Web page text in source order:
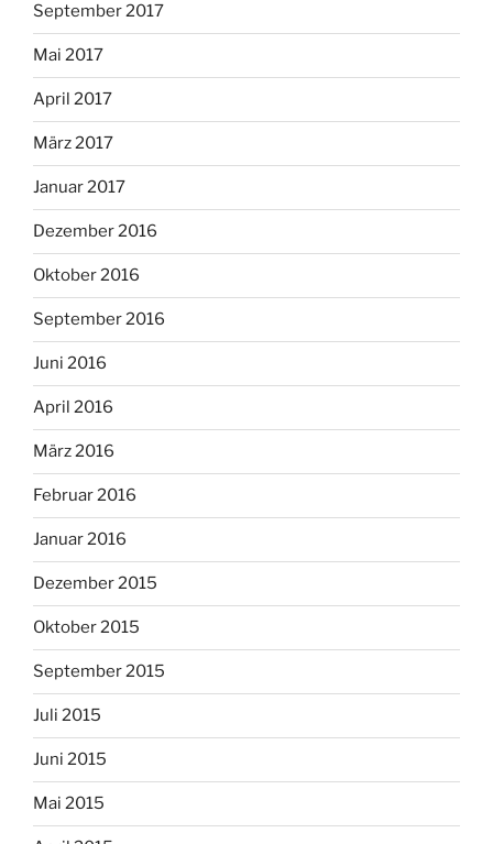
September 2017
Mai 2017
April 2017
März 2017
Januar 2017
Dezember 2016
Oktober 2016
September 2016
Juni 2016
April 2016
März 2016
Februar 2016
Januar 2016
Dezember 2015
Oktober 2015
September 2015
Juli 2015
Juni 2015
Mai 2015